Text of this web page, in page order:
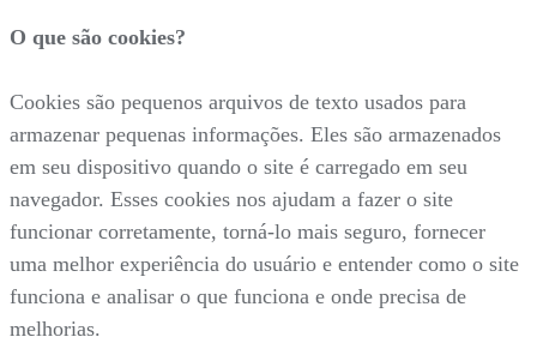
O que são cookies?
Cookies são pequenos arquivos de texto usados para
armazenar pequenas informações. Eles são armazenados
em seu dispositivo quando o site é carregado em seu
navegador. Esses cookies nos ajudam a fazer o site
funcionar corretamente, torná-lo mais seguro, fornecer
uma melhor experiência do usuário e entender como o site
funciona e analisar o que funciona e onde precisa de
melhorias.